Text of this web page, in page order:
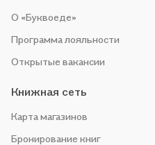
О «Буквоеде»
Программа лояльности
Открытые вакансии
Книжная сеть
Карта магазинов
Бронирование книг